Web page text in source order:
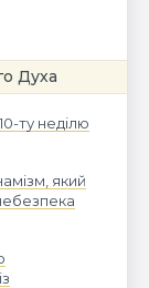
Духа
ту неділю
який